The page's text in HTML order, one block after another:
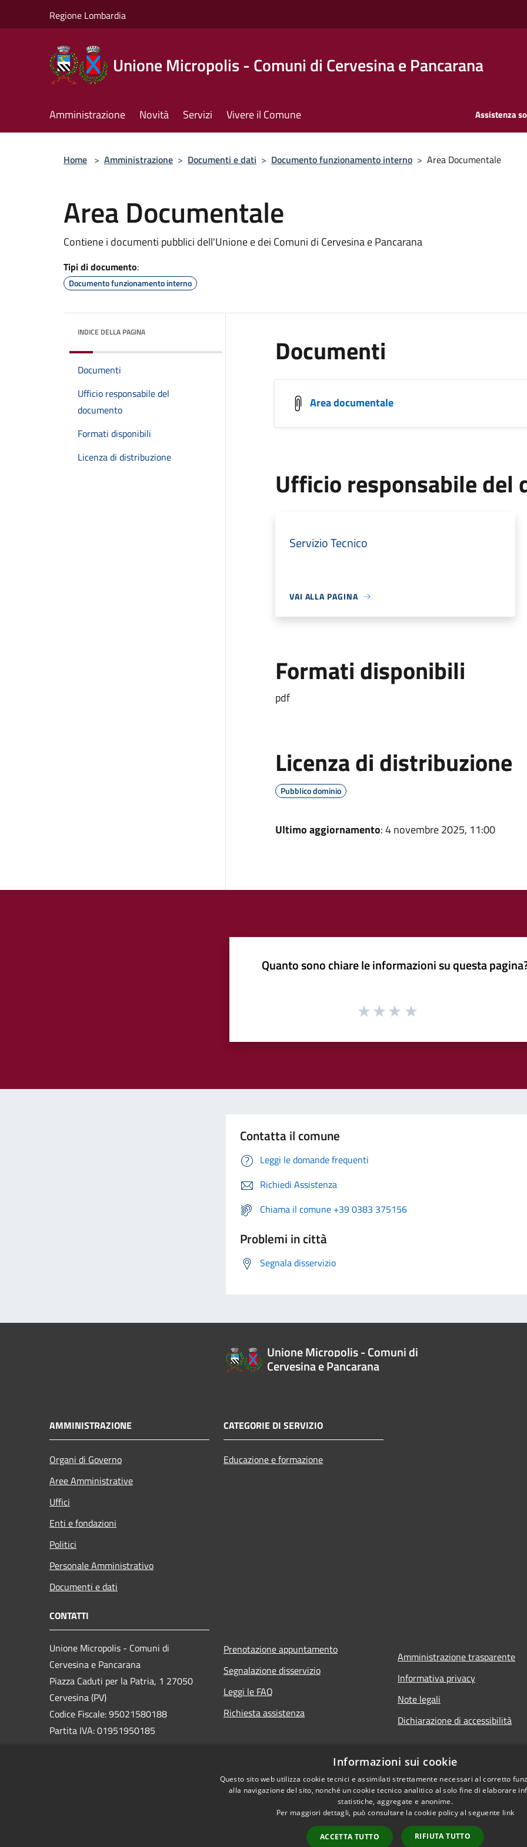
Regione Lombardia
Unione Micropolis - Comuni di Cervesina e Pancarana
Amministrazione Novità Servizi Vivere il Comune Assistenza
Home > Amministrazione > Documenti e dati > Documento funzionamento interno > Area Documentale
Area Documentale
Contiene i documenti pubblici dell'Unione e dei Comuni di Cervesina e Pancarana
Tipi di documento:
Documento funzionamento interno
INDICE DELLA PAGINA
Documenti
Ufficio responsabile del
documento
Formati disponibili
Licenza di distribuzione
Documenti
Area documentale
Ufficio responsabile del
Servizio Tecnico
VAI ALLA PAGINA
Formati disponibili
pdf
Licenza di distribuzione
Pubblico dominio
Ultimo aggiornamento: 4 novembre 2025, 11:00
Quanto sono chiare le informazioni su questa
Contatta il comune
Leggi le domande frequenti
Richiedi Assistenza
Chiama il comune +39 0383 375156
Problemi in città
Segnala disservizio
Unione Micropolis - Comuni di
Cervesina e Pancarana
AMMINISTRAZIONE
Organi di Governo
Aree Amministrative
Uffici
Enti e fondazioni
Politici
Personale Amministrativo
Documenti e dati
CATEGORIE DI SERVIZIO
Educazione e formazione
CONTATTI
Unione Micropolis - Comuni di
Cervesina e Pancarana
Piazza Caduti per la Patria, 1 27050
Cervesina (PV)
Codice Fiscale: 95021580188
Partita IVA: 01951950185
Prenotazione appuntamento
Segnalazione disservizio
Leggi le FAQ
Richiesta assistenza
Amministrazione trasparente
Informativa privacy
Note legali
Dichiarazione di accessibilità
Copyright © 2026 • Unione
Informazioni sui cookie
Questo sito web utilizza cookie tecnici e assimilati strettamente necessari al corretto
alla navigazione del sito, nonché un cookie tecnico analitico al solo fine di elaborare
statistiche, aggregate e anonime.
Per maggiori dettagli, può consultare la cookie policy al seguente link
ACCETTA TUTTO RIFIUTA TUTTO